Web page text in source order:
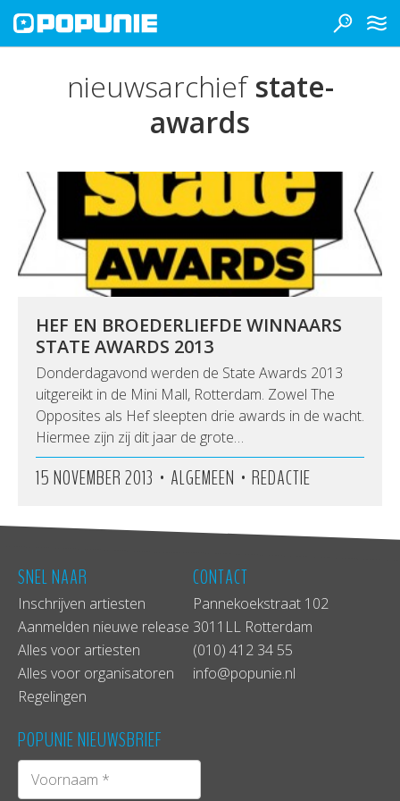
nieuwsarchiefstate-
awards
HEF EN BROEDERLIEFDE WINNAARS
STATE AWARDS 2013
Donderdagavond werden de State Awards 2013
uitgereikt in de Mini Mall, Rotterdam. Zowel The
Opposites als Hef sleepten drie awards in de wacht.
Hiermee zijn zij dit jaar de grote…
15 NOVEMBER 2013 • ALGEMEEN • REDACTIE
SNEL NAAR
Inschrijven artiesten
Aanmelden nieuwe release
Alles voor artiesten
Alles voor organisatoren
Regelingen
CONTACT
Pannekoekstraat 102
3011LL Rotterdam
(010) 412 34 55
info@popunie.nl
POPUNIE NIEUWSBRIEF